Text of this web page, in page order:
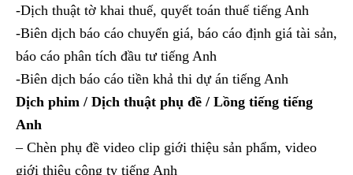
-Dịch thuật tờ khai thuế, quyết toán thuế tiếng Anh
-Biên dịch báo cáo chuyển giá, báo cáo định giá tài sản,
báo cáo phân tích đầu tư tiếng Anh
-Biên dịch báo cáo tiền khả thi dự án tiếng Anh
Dịch phim / Dịch thuật phụ đề / Lồng tiếng tiếng
Anh
– Chèn phụ đề video clip giới thiệu sản phẩm, video
giới thiệu công ty tiếng Anh